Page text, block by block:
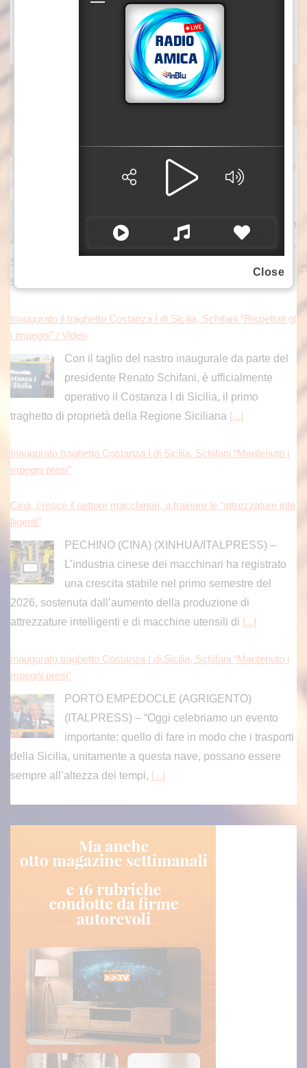
Meloni risponde a Conte “Verità sul Covid non è un processo pol
itico, ma un dovere verso la nazione”
sostiene che la Commissione Covid sarebbe un
“plotone di esecuzione” orchestrato contro di lui.
Solo che, a differenza sua, non mi interessa gettare fango
su
Inaugurato il traghetto Costanza I di Sicilia, Schifani “Rispettati gl
i impegni” / Video
Con il taglio del nastro inaugurale da parte del
presidente Renato Schifani, è ufficialmente
operativo il Costanza I di Sicilia, il primo
traghetto di proprietà della Regione Siciliana [...]
Inaugurato traghetto Costanza I di Sicilia, Schifani “Mantenuto i
mpegni presi”
Cina, cresce il settore macchinari, a trainare le “attrezzature inte
lligenti”
PECHINO (CINA) (XINHUA/ITALPRESS) –
L’industria cinese dei macchinari ha registrato
una crescita stabile nel primo semestre del
2026, sostenuta dall’aumento della produzione di
attrezzature intelligenti e di macchine utensili di [...]
Inaugurato traghetto Costanza I di Sicilia, Schifani “Mantenuto i
mpegni presi”
PORTO EMPEDOCLE (AGRIGENTO)
(ITALPRESS) – “Oggi celebriamo un evento
importante: quello di fare in modo che i trasporti
della Sicilia, unitamente a questa nave, possano essere
sempre all’altezza dei tempi, [...]
Close